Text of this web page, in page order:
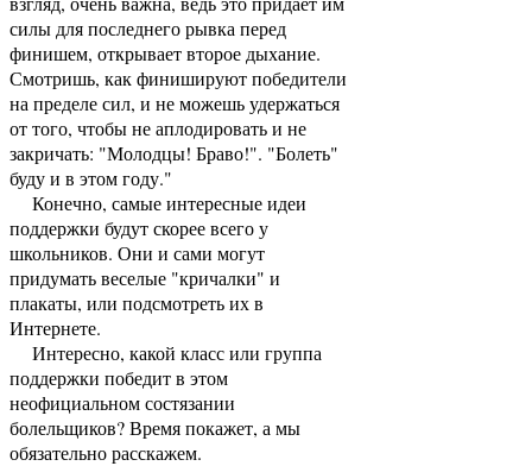
силы для последнего рывка перед
финишем, открывает второе дыхание.
Смотришь, как финишируют победители
на пределе сил, и не можешь удержаться
от того, чтобы не аплодировать и не
закричать: "Молодцы! Браво!". "Болеть"
буду и в этом году."
Конечно, самые интересные идеи
поддержки будут скорее всего у
школьников. Они и сами могут
придумать веселые "кричалки" и
плакаты, или подсмотреть их в
Интернете.
Интересно, какой класс или группа
поддержки победит в этом
неофициальном состязании
болельщиков? Время покажет, а мы
обязательно расскажем.